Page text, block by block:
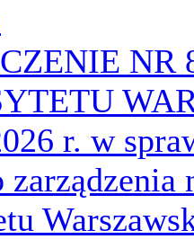
NR
r. w